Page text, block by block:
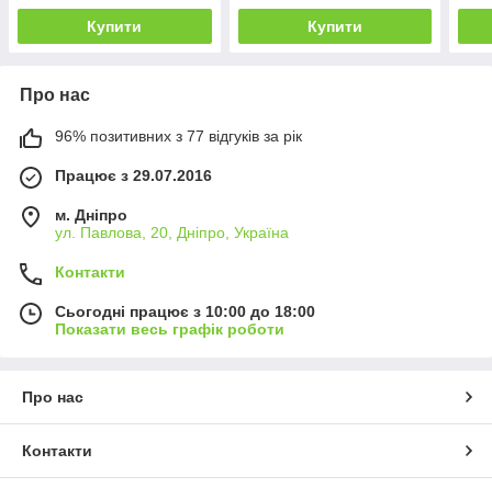
Купити Купити
Про нас
96% позитивних з 77 відгуків за рік
Працює з 29.07.2016
м. Дніпро
ул. Павлова, 20, Дніпро, Україна
Контакти
Сьогодні працює з 10:00 до 18:00
Показати весь графік роботи
Про нас
Контакти